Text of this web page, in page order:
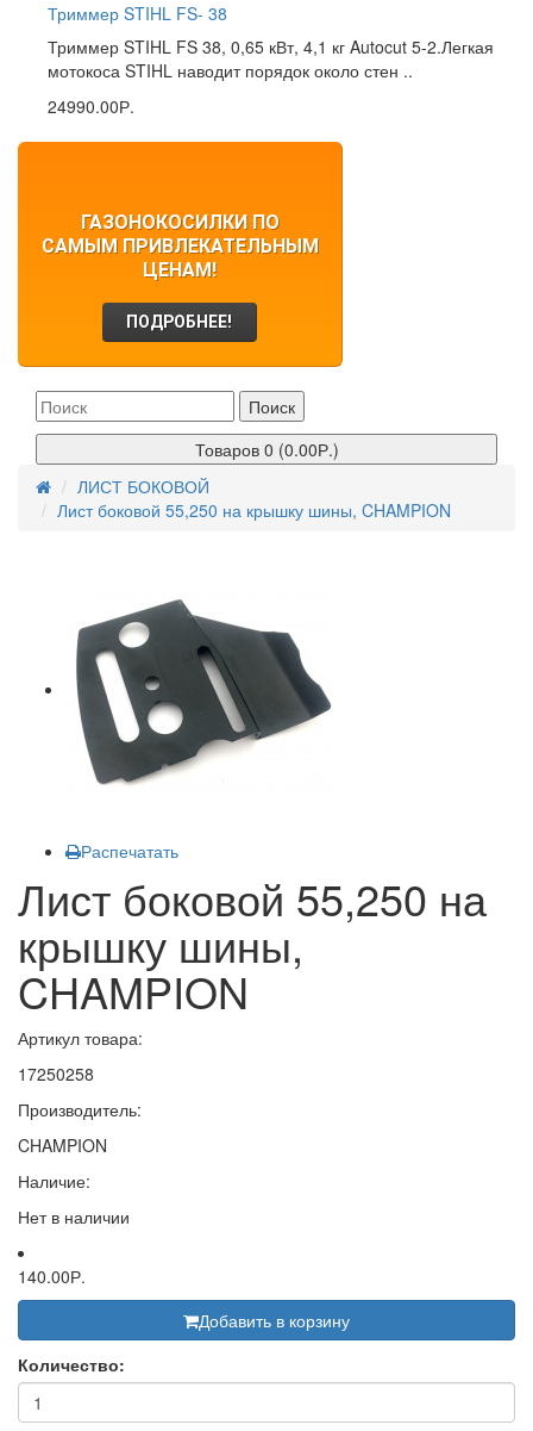
Триммер STIHL FS- 38
Триммер STIHL FS 38, 0,65 кВт, 4,1 кг Autocut 5-2.Легкая
мотокоса STIHL наводит порядок около стен ..
24990.00Р.
ГАЗОНОКОСИЛКИ ПО
САМЫМ ПРИВЛЕКАТЕЛЬНЫМ
ЦЕНАМ!
ПОДРОБНЕЕ!
Поиск
Товаров 0 (0.00Р.)
ЛИСТ БОКОВОЙ
Лист боковой 55,250 на крышку шины, CHAMPION
Распечатать
Лист боковой 55,250 на
крышку шины,
CHAMPION
Артикул товара:
17250258
Производитель:
CHAMPION
Наличие:
Нет в наличии
140.00Р.
Добавить в корзину
Количество: